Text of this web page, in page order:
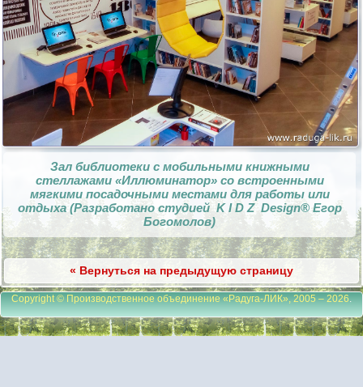
Зал библиотеки с мобильными книжными
стеллажами «Иллюминатор» со встроенными
мягкими посадочными местами для работы или
отдыха (Разработано студией K I D Z Design® Егор
Богомолов)
« Вернуться на предыдущую страницу
Copyright © Производственное объединение «Радуга-ЛИК», 2005 – 2026.